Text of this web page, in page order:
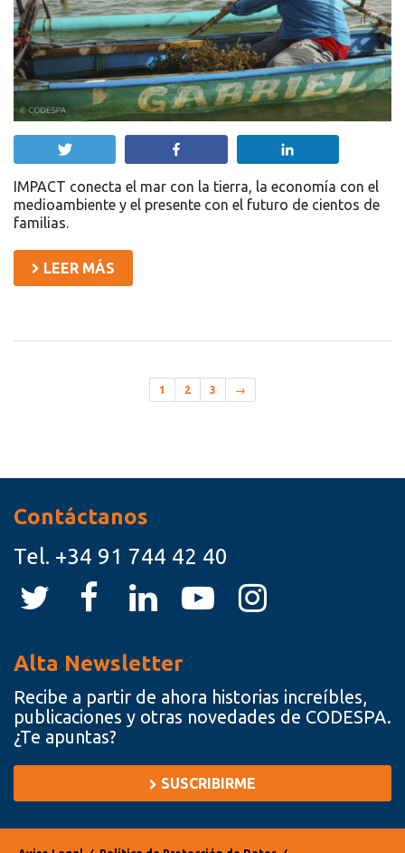
IMPACT conecta el mar con la tierra, la economía con el
medioambiente y el presente con el futuro de cientos de
familias.
LEER MÁS
1 2 3 →
Contáctanos
Tel. +34 91 744 42 40
Alta Newsletter
Recibe a partir de ahora historias increíbles,
publicaciones y otras novedades de CODESPA.
¿Te apuntas?
SUSCRIBIRME